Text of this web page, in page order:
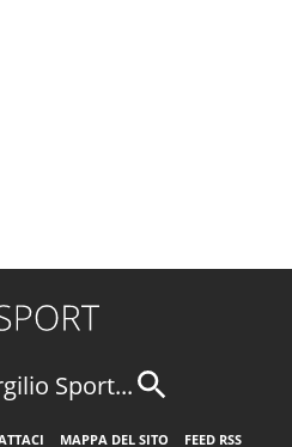
Sport...
MAPPA DEL SITO FEED RSS